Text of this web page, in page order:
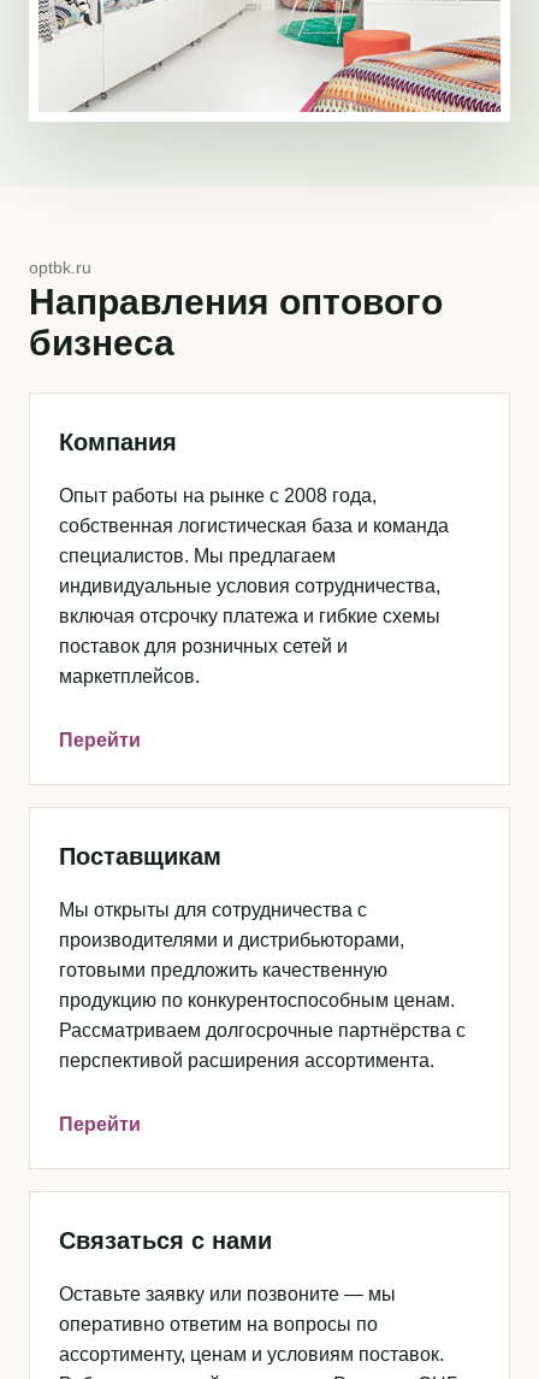
optbk.ru
Направления оптового
бизнеса
Компания
Опыт работы на рынке с 2008 года,
собственная логистическая база и команда
специалистов. Мы предлагаем
индивидуальные условия сотрудничества,
включая отсрочку платежа и гибкие схемы
поставок для розничных сетей и
маркетплейсов.
Перейти
Поставщикам
Мы открыты для сотрудничества с
производителями и дистрибьюторами,
готовыми предложить качественную
продукцию по конкурентоспособным ценам.
Рассматриваем долгосрочные партнёрства с
перспективой расширения ассортимента.
Перейти
Связаться с нами
Оставьте заявку или позвоните — мы
оперативно ответим на вопросы по
ассортименту, ценам и условиям поставок.